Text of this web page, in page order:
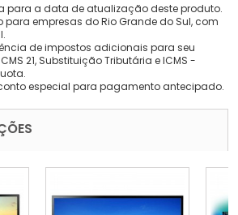
para a data de atualização deste produto.
para empresas do Rio Grande do Sul, com
de impostos adicionais para seu
21, Substituição Tributária e ICMS -
especial para pagamento antecipado.